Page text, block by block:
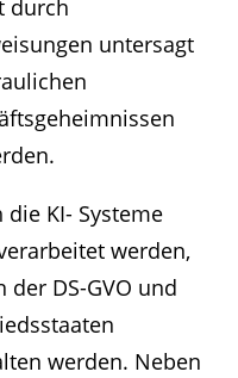
durch
untersagt
KI- Systeme
werden,
DS-GVO und
werden. Neben